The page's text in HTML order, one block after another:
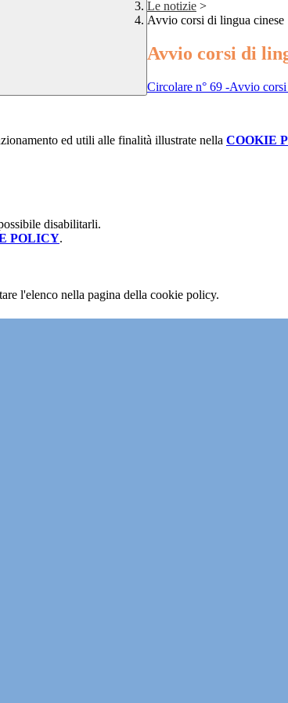
Le notizie >
Avvio corsi di lingua cinese
Avvio corsi di
Circolare n° 69 -Avvio
ed utili alle finalità illustrate nella COOKIE
disabilitarli.
POLICY.
l'elenco nella pagina della cookie policy.